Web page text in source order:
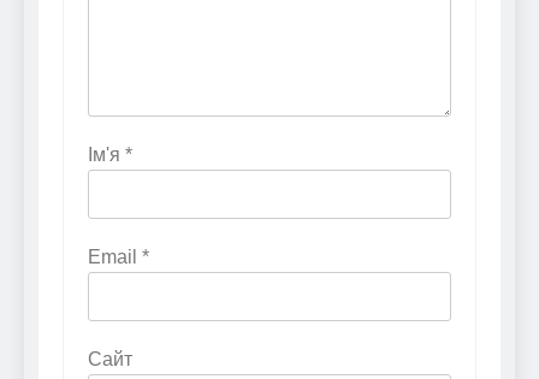
Ім'я *
Email *
Сайт